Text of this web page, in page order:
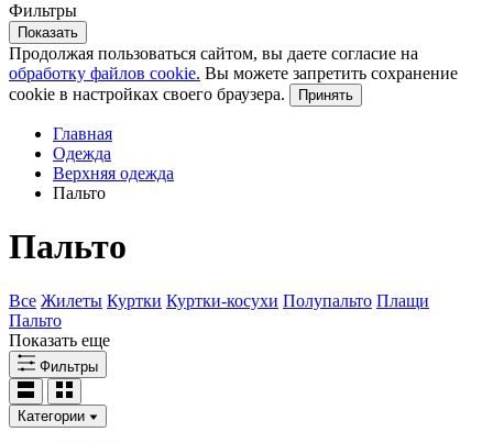
Фильтры
Показать
Продолжая пользоваться сайтом, вы даете согласие на
обработку файлов cookie. Вы можете запретить сохранение
cookie в настройках своего браузера.
Принять
Главная
Одежда
Верхняя одежда
Пальто
Пальто
Все Жилеты Куртки Куртки-косухи Полупальто Плащи
Пальто
Показать еще
Фильтры
Категории